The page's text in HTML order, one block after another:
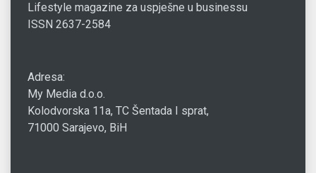
Lifestyle magazine za uspješne u businessu
ISSN 2637-2584
Adresa:
My Media d.o.o.
Kolodvorska 11a, TC Šentada I sprat,
71000 Sarajevo, BiH